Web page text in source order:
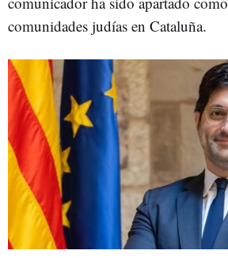
comunidades judías en Cataluña.